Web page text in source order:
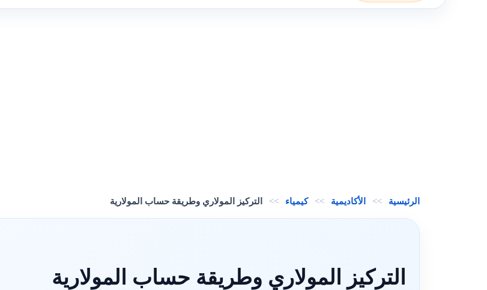
الرئيسية >> الأكاديمية >> كيمياء >> التركيز المولاري وطريقة حساب المولارية
التركيز المولاري وطريقة حساب المولارية